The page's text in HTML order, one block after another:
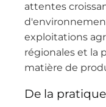
attentes
exploitations
régionales et la
matière de
De la